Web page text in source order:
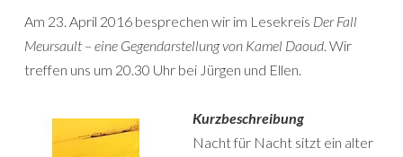
Am 23. April 2016 besprechen wir im Lesekreis Der Fall
Meursault – eine Gegendarstellung von Kamel Daoud. Wir
treffen uns um 20.30 Uhr bei Jürgen und Ellen.
Kurzbeschreibung
Nacht für Nacht sitzt ein alter